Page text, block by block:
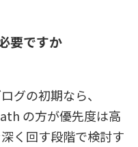
要ですか
グの初期なら、
の方が優先度は高
く回す段階で検討す